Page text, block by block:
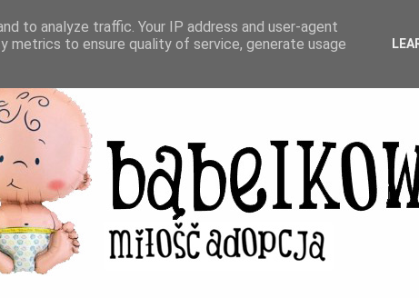
to analyze traffic. Your IP address and user-agent
metrics to ensure quality of service, generate usage